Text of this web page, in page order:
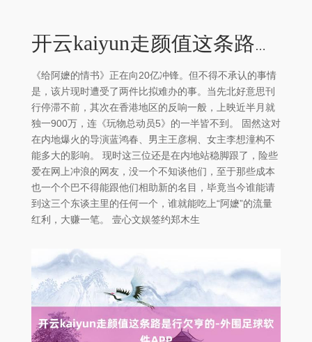
开云kaiyun走颜值这条路是行欠亨的-外围足球软件APP
《给阿嬷的情书》正在向20亿冲锋。但不得不承认的事情
是，该片现时遭受了两件比拟难办的事。当先北好意思刊
行停滞不前，其次在香港地区的反响一般，上映近半月就
独一900万，连《玩物总动员5》的一半皆不到。 固然这对
在内地爆火的导演蓝鸿春、男主王彦桐、女主李想潼构不
能多大的影响。 现时这三位还是在内地站稳脚跟了，险些
爱在网上冲浪的网友，没一个不知谈他们，至于那些成本
也一个个巴不得能跟他们相助新的名目，毕竟当今谁能请
到这三个东谈主里的任何一个，谁就能吃上“阿嬷”的流量
红利，大赚一笔。 壹心文娱签约郑木生